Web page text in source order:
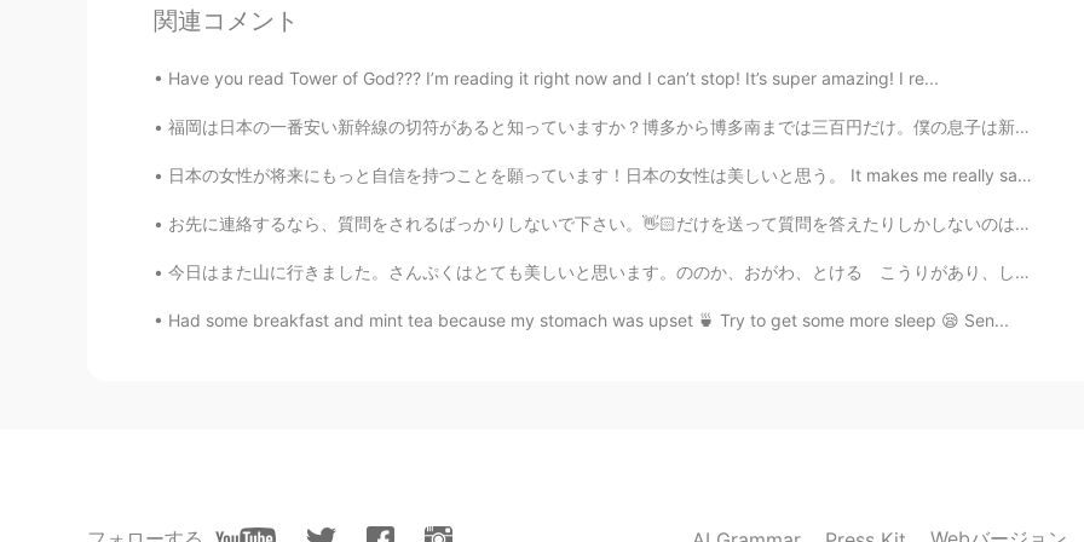
JP EN
@Poさん 포상 @Steve 2人ともカモーーン🤣🤣🤣🤣
Poさん 포상 2021.07.30 06:39
JP EN
@Steve @SHiHO
HAHAHA🤣🤣🤣That's right😆👍🌟いつの間にか志穂ちゃんがスティーブ
さんを追い越してるのが想像できる🤣🤣🤣「待って〜‼️志穂ちゃ〜ん⁉️行き過ぎ〜⁉️」✨🏃💨💨
✨🌲🏞️🏜️🗻⛰️🏃🌳🌲🌳🏃🥵💦💦
Steve 2021.07.29 19:57
関連コメント
Have you read Tower of God??? I’m reading it right now and I can’t stop! It’s super amazing! I re...
福岡は日本の一番安い新幹線の切符があると知っていますか？博多から博多南までは三百円だけ。僕の息子は新幹線が大好きから、昨日その新幹線を一緒に乗りました。博多南で何もしないで、戻ってきました。彼は...
日本の女性が将来にもっと自信を持つことを願っています！日本の女性は美しいと思う。 It makes me really sad that some Japanese girls have no...
お先に連絡するなら、質問をされるばっかりしないで下さい。👋🏻だけを送って質問を答えたりしかしないのは面倒臭い。 If you're going to be the first person to...
今日はまた山に行きました。さんぷくはとても美しいと思います。ののか、おがわ、とける こうりがあり、しずかです。山にいると、自分のことをよく りかいできると思います。 I tried using...
Had some breakfast and mint tea because my stomach was upset 🍵 Try to get some more sleep 😪 Sen...